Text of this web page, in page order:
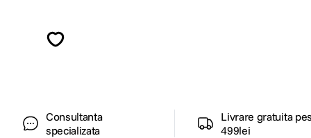
Consultanta
specializata
Livrare gratuita
499lei